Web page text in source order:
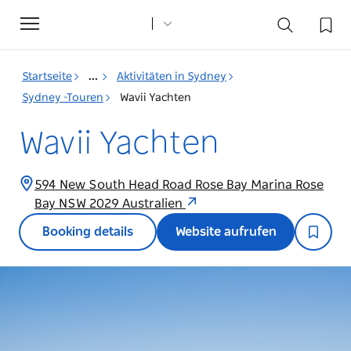
Toggle
navigation
Startseite ...
Aktivitäten in Sydney
Sydney -Touren
Wavii Yachten
Wavii Yachten
594 New South Head Road Rose Bay Marina Rose
Bay NSW 2029 Australien
Booking details Website aufrufen